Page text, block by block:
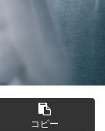
コピー